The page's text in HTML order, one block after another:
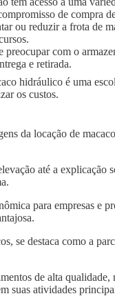
de compra
ou reduzir a frota de
preocupar com o
e retirada.
hidráulico é uma
os custos.
da locação de
até a explicação
para empresas e
se destaca como a
de alta qualidade,
suas atividades